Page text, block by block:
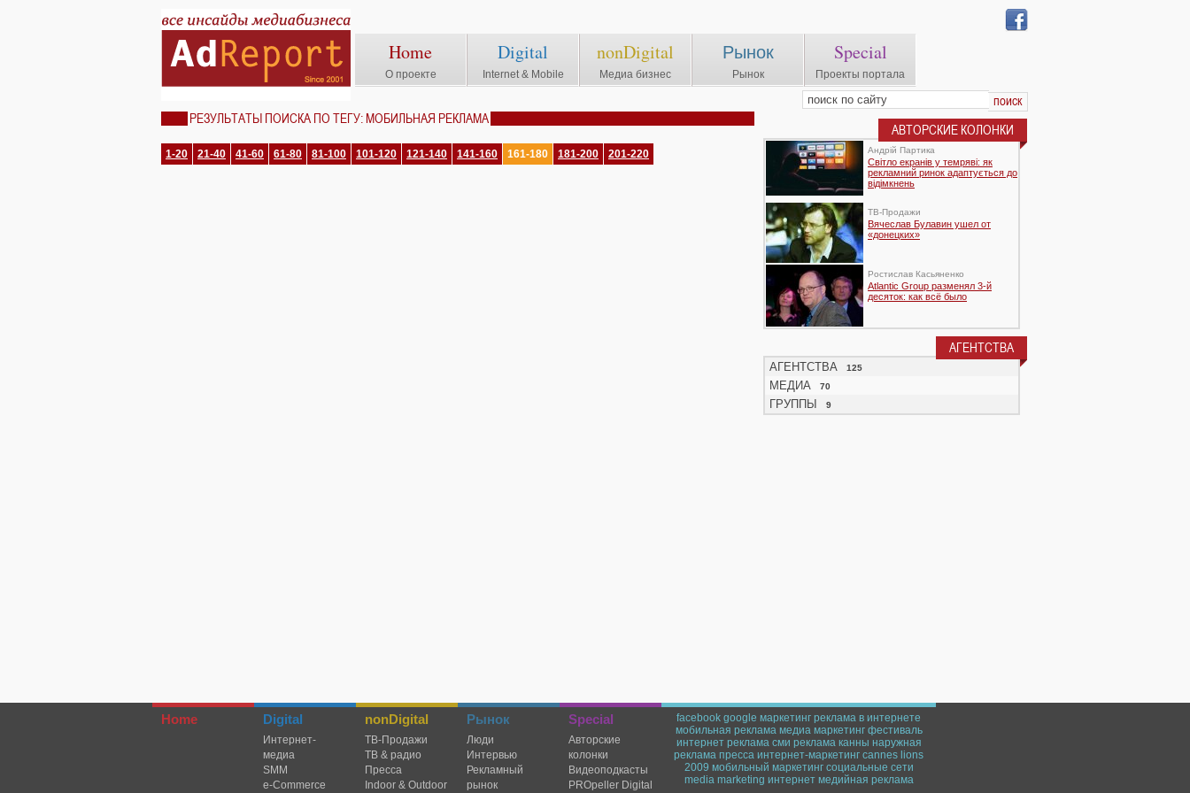
Home
О проекте
Digital
Internet & Mobile
nonDigital
Медиа бизнес
Рынок
Рынок
Special
Проекты портала
РЕЗУЛЬТАТЫ ПОИСКА ПО ТЕГУ: МОБИЛЬНАЯ РЕКЛАМА
1-20 21-40 41-60 61-80 81-100 101-120 121-140 141-160 161-180 181-200 201-220
АВТОРСКИЕ КОЛОНКИ
Андрій Партика
Світло екранів у темряві: як
рекламний ринок адаптується до
відімкнень
TВ-Продажи
Вячеслав Булавин ушел от
«донецких»
Ростислав Касьяненко
Atlantic Group разменял 3-й
десяток: как всё было
АГЕНТСТВА
АГЕНТСТВА 125
МЕДИА 70
ГРУППЫ 9
Home Digital
Интернет-
медиа
SMM
e-Commerce
nonDigital
TВ-Продажи
ТВ & радио
Пресса
Indoor & Outdoor
Рынок
Люди
Интервью
Рекламный
рынок
Special
Авторские
колонки
Видеоподкасты
PROpeller Digital
facebook google маркетинг реклама в интернете
мобильная реклама медиа маркетинг фестиваль
интернет реклама сми реклама канны наружная
реклама пресса интернет-маркетинг cannes lions
2009 мобильный маркетинг социальные сети
media marketing интернет медийная реклама